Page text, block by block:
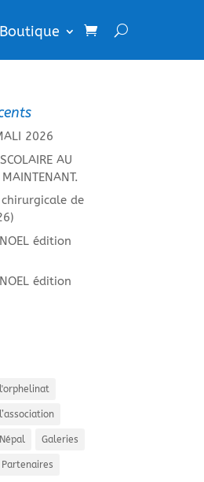
Boutique
2026
AU
MAINTENANT.
de
édition
édition
Galeries
Partenaires